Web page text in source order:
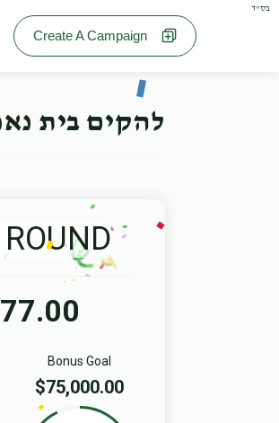
בס"ד
Create A Campaign
להקים בית
Bonus Goal
$75,000.00